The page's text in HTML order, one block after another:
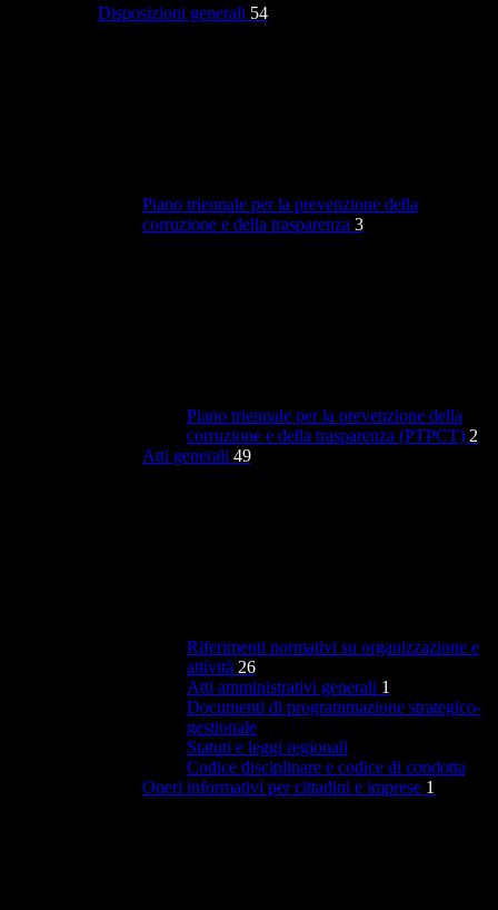
Disposizioni generali 54
Piano triennale per la prevenzione della
corruzione e della trasparenza 3
Piano triennale per la prevenzione della
corruzione e della trasparenza (PTPCT) 2
Atti generali 49
Riferimenti normativi su organizzazione e
attività 26
Atti amministrativi generali 1
Documenti di programmazione strategico-
gestionale
Statuti e leggi regionali
Codice disciplinare e codice di condotta
Oneri informativi per cittadini e imprese 1